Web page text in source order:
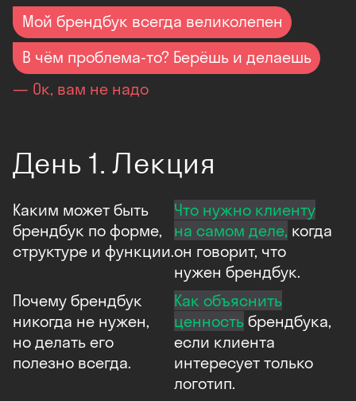
Мой брендбук всегда великолепен
В чём проблема-то? Берёшь и делаешь
— Ок, вам не надо
День 1. Лекция
Каким может быть
брендбук по форме,
структуре и функции.
Что нужно клиенту
на самом деле, когда
он говорит, что
нужен брендбук.
Почему брендбук
никогда не нужен,
но делать его
полезно всегда.
Как объяснить
ценность брендбука,
если клиента
интересует только
логотип.